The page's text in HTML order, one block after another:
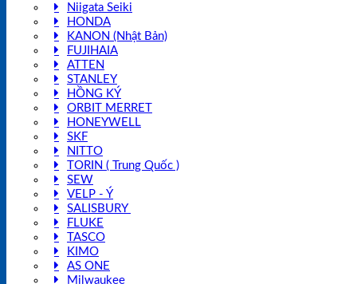
Niigata Seiki
HONDA
KANON (Nhật Bản)
FUJIHAIA
ATTEN
STANLEY
HỒNG KÝ
ORBIT MERRET
HONEYWELL
SKF
NITTO
TORIN ( Trung Quốc )
SEW
VELP - Ý
SALISBURY
FLUKE
TASCO
KIMO
AS ONE
Milwaukee